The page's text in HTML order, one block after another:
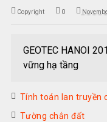
Copyright 0
GEOTEC HANOI
vững hạ tầng
Tính toán lan truyền
Tường chắn đất